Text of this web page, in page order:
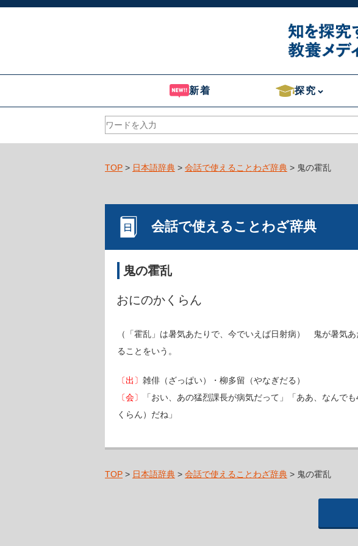
新着 探究
TOP > 日本語辞典 > 会話で使えることわざ辞典 > 鬼の霍乱
会話で使えることわざ辞典
鬼の霍乱
おにのかくらん
（「霍乱」は暑気あたりで、今でいえば日射病） 鬼が暑気
ることをいう。
〔出〕 雑俳（ざっぱい）・柳多留（やなぎだる）
〔会〕
「おい、あの猛烈課長が病気だって」「ああ、なんで
くらん）だね」
TOP > 日本語辞典 > 会話で使えることわざ辞典 > 鬼の霍乱